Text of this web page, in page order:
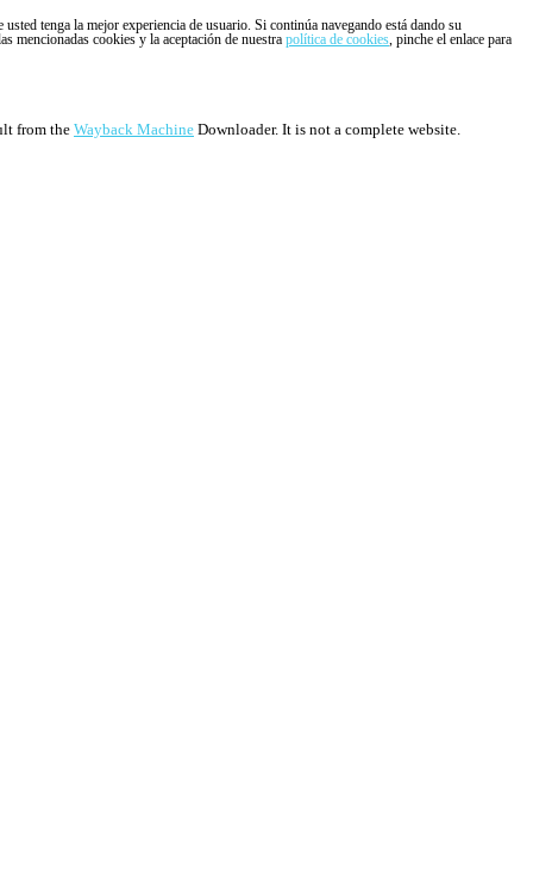
tenga la mejor experiencia de usuario. Si continúa navegando está dando su
mencionadas cookies y la aceptación de nuestra política de cookies, pinche el enlace para
from the Wayback Machine Downloader. It is not a complete website.